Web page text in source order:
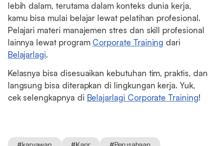
lebih dalam, terutama dalam konteks dunia kerja,
kamu bisa mulai belajar lewat pelatihan profesional.
Pelajari materi manajemen stres dan skill profesional
lainnya lewat program Corporate Training dari
Belajarlagi.
Kelasnya bisa disesuaikan kebutuhan tim, praktis, dan
langsung bisa diterapkan di lingkungan kerja. Yuk,
cek selengkapnya di Belajarlagi Corporate Training!
#karyawan #Karir #Perusahaan